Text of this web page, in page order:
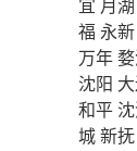
福 永新
万年
沈阳
和平
城新抚